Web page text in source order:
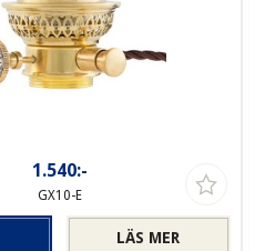
1.540:-
GX10-E
LÄS MER